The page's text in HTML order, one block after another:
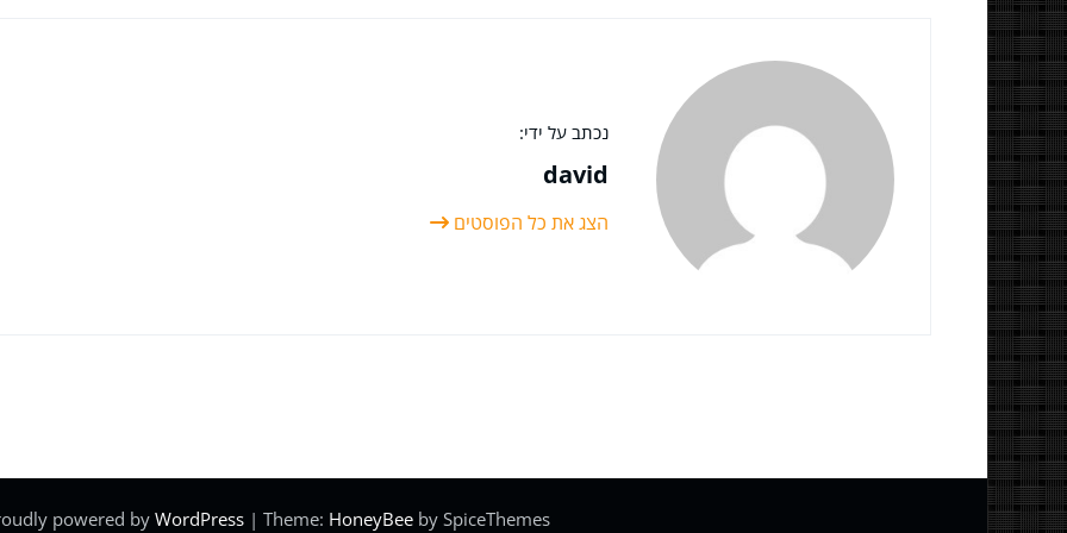
נכתב על ידי:
david
הצג את כל הפוסטים
powered by WordPress | Theme: HoneyBee by SpiceThemes